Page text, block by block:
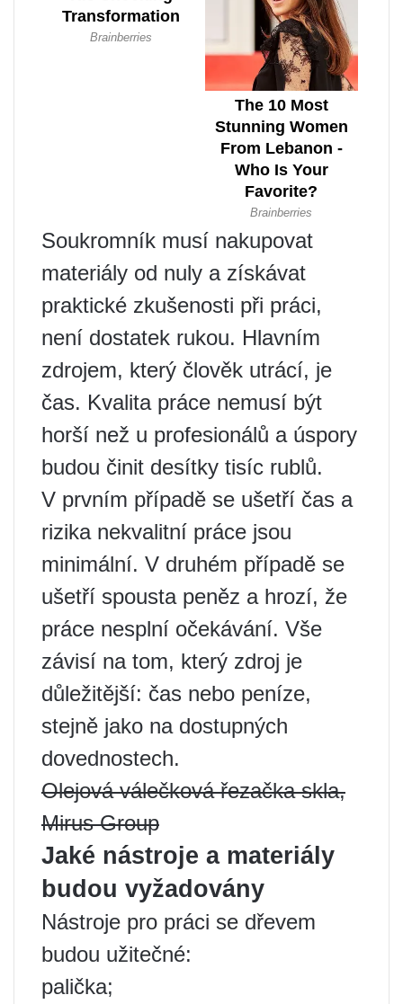
Soukromník musí nakupovat
materiály od nuly a získávat
praktické zkušenosti při práci,
není dostatek rukou. Hlavním
zdrojem, který člověk utrácí, je
čas. Kvalita práce nemusí být
horší než u profesionálů a úspory
budou činit desítky tisíc rublů.
V prvním případě se ušetří čas a
rizika nekvalitní práce jsou
minimální. V druhém případě se
ušetří spousta peněz a hrozí, že
práce nesplní očekávání. Vše
závisí na tom, který zdroj je
důležitější: čas nebo peníze,
stejně jako na dostupných
dovednostech.
Olejová válečková řezačka skla,
Mirus Group
Jaké nástroje a materiály
budou vyžadovány
Nástroje pro práci se dřevem
budou užitečné:
palička;